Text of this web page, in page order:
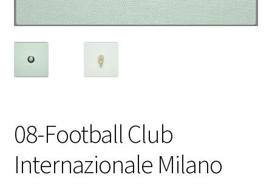
08-Football Club
Internazionale Milano